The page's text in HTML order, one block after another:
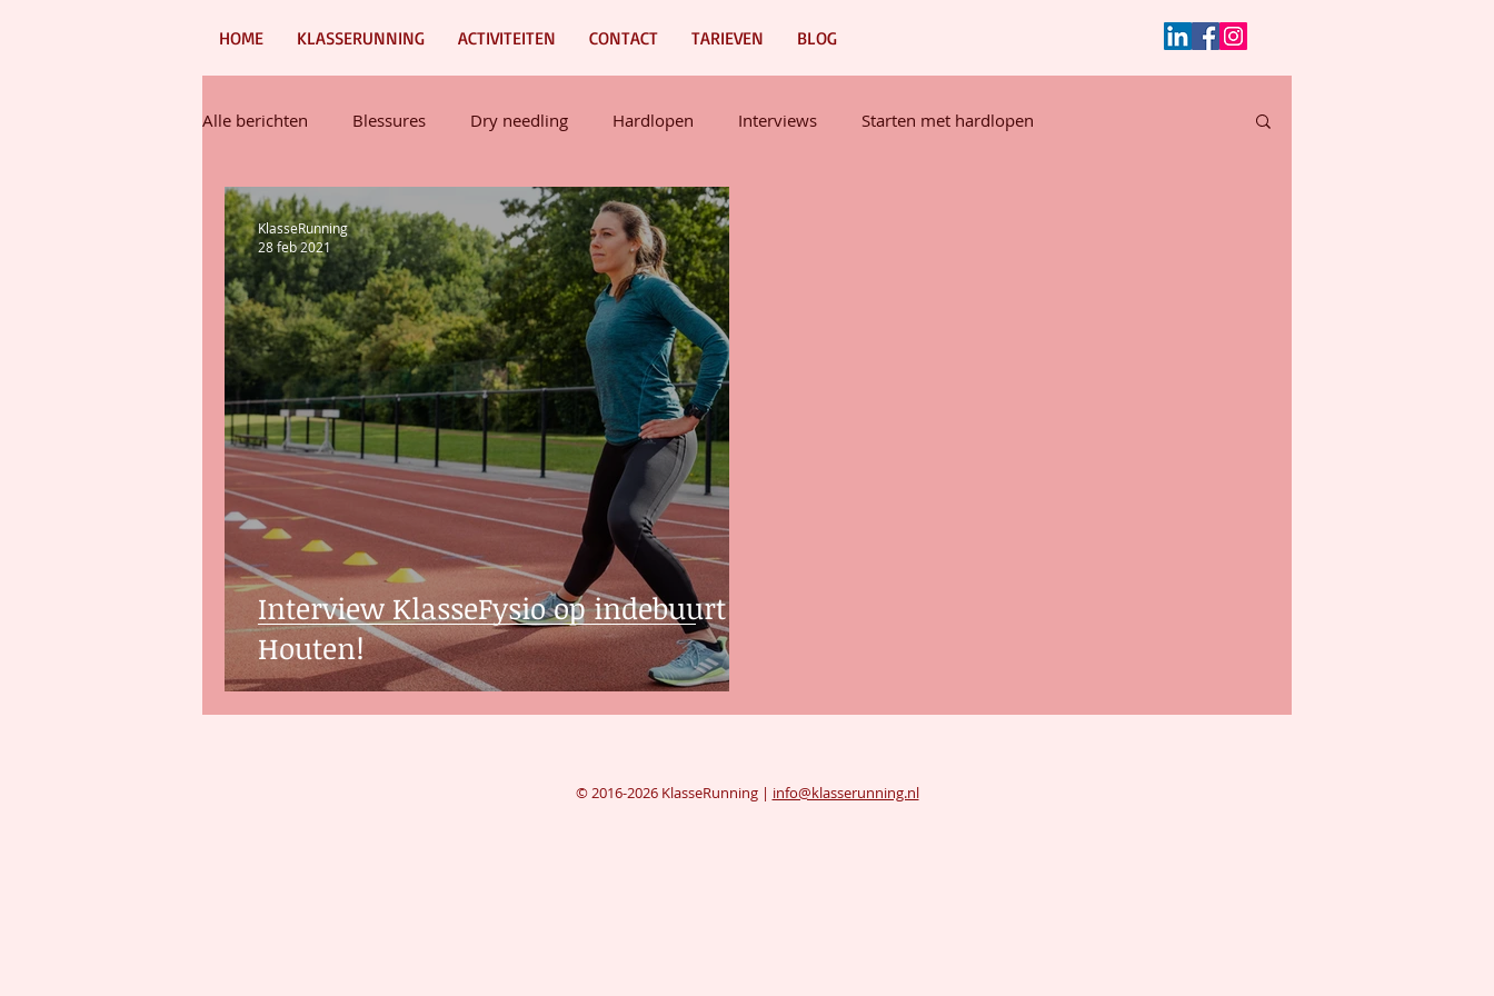
HOME KLASSERUNNING ACTIVITEITEN CONTACT TARIEVEN BLOG
Alle berichten Blessures Dry needling Hardlopen Interviews Starten met hardlopen
Overige interessante items! Mindset
Interview KlasseFysio op indebuurt
Houten!
KlasseRunning
28 feb 2021
© 2016-2026 KlasseRunning | info@klasserunning.nl